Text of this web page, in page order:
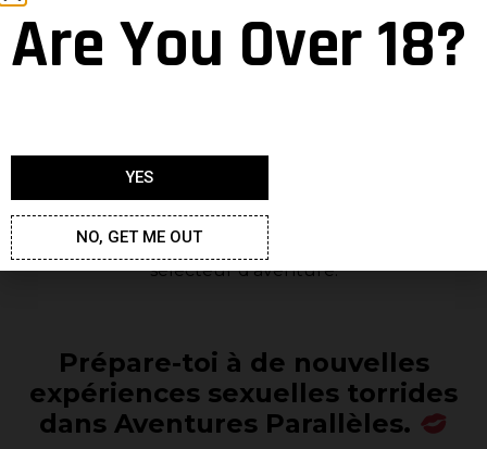
Ces aventures sont complètement indépendantes
de l’aventure du Pornstar Universe et n’ont pas de
disponible, un signe
apparaîtra à côté du
sélecteur d’aventure.
Prépare-toi à de nouvelles
expériences sexuelles torrides
dans Aventures Parallèles.
Are You Over 18?
YES
NO, GET ME OUT